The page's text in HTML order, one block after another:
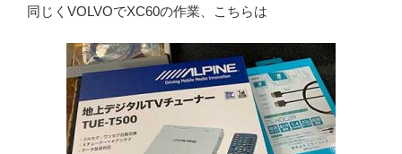
同じくVOLVOでXC60の作業、こちらは